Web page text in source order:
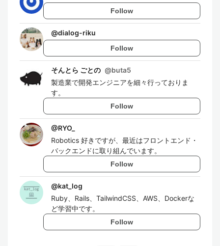
Follow
@dialog-riku
Follow
そんとら ごとの @buta5
製造業で開発エンジニアを細々行っておりま
す。
Follow
@RYO_
Robotics 好きですが、最近はフロントエンド・
バックエンドに取り組んでいます。
Follow
@kat_log
Ruby、Rails、TailwindCSS、AWS、Dockerな
ど学習中です。
Follow